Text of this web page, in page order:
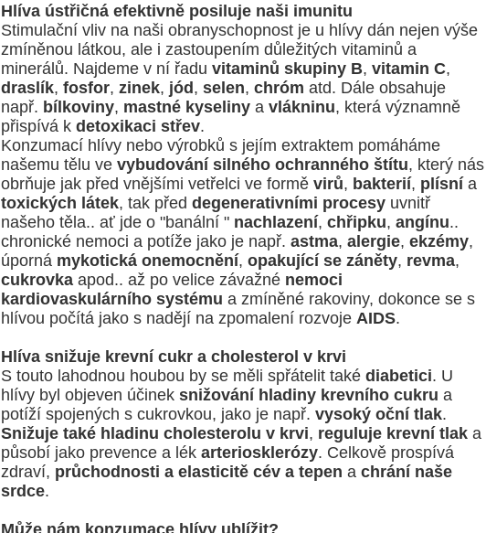
Hlíva ústřičná efektivně posiluje naši imunitu
Stimulační vliv na naši obranyschopnost je u hlívy dán nejen výše
zmíněnou látkou, ale i zastoupením důležitých vitaminů a
minerálů. Najdeme v ní řadu vitaminů skupiny B, vitamin C,
draslík, fosfor, zinek, jód, selen, chróm atd. Dále obsahuje
např. bílkoviny, mastné kyseliny a vlákninu, která významně
přispívá k detoxikaci střev.
Konzumací hlívy nebo výrobků s jejím extraktem pomáháme
našemu tělu ve vybudování silného ochranného štítu, který nás
obrňuje jak před vnějšími vetřelci ve formě virů, bakterií, plísnía
toxických látek, tak před degenerativními procesy uvnitř
našeho těla.. ať jde o "banální " nachlazení, chřipku, angínu..
chronické nemoci a potíže jako je např. astma, alergie, ekzémy,
úporná mykotická onemocnění, opakující se záněty, revma,
cukrovka apod.. až po velice závažné nemoci
kardiovaskulárního systému a zmíněné rakoviny, dokonce se s
hlívou počítá jako s nadějí na zpomalení rozvoje AIDS.
Hlíva snižuje krevní cukr a cholesterol v krvi
S touto lahodnou houbou by se měli spřátelit také diabetici. U
hlívy byl objeven účinek snižování hladiny krevního cukru a
potíží spojených s cukrovkou, jako je např. vysoký oční tlak.
Snižuje také hladinu cholesterolu v krvi, reguluje krevní tlak a
působí jako prevence a lék arteriosklerózy. Celkově prospívá
zdraví, průchodnosti a elasticitě cév a tepen a chrání naše
srdce.
Může nám konzumace hlívy ublížit?